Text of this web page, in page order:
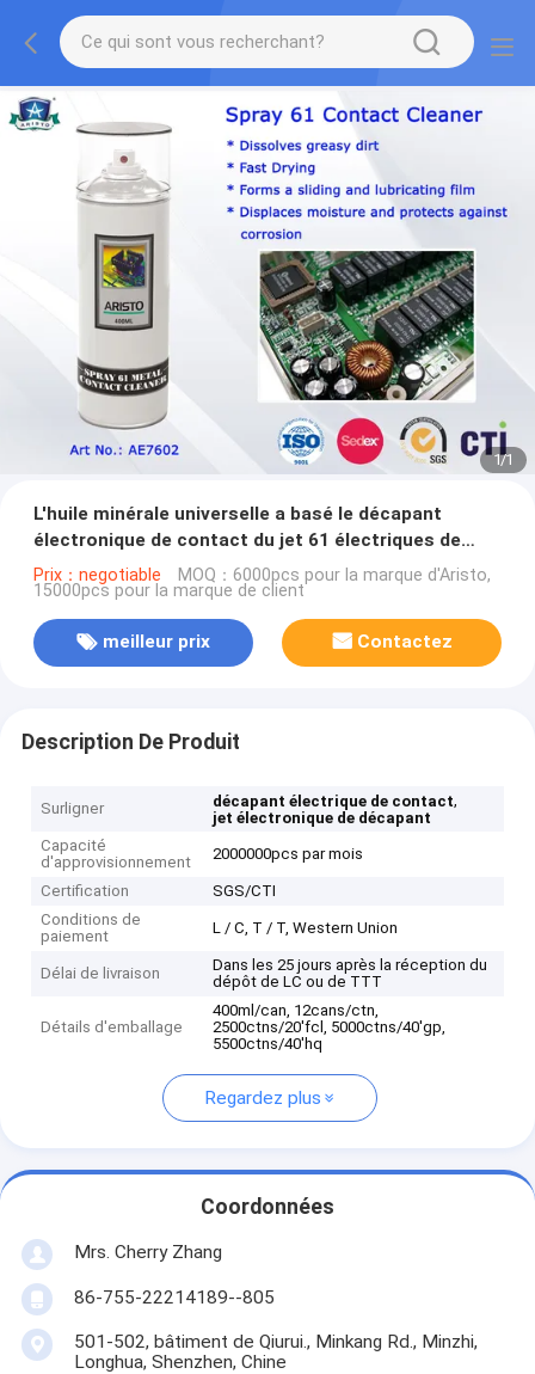
1/1
L'huile minérale universelle a basé le décapant
électronique de contact du jet 61 électriques de
décapant
Prix：negotiable MOQ：6000pcs pour la marque d'Aristo,
15000pcs pour la marque de client
meilleur prix Contactez
Description De Produit
Surligner décapant électrique de contact,
jet électronique de décapant
Capacité
d'approvisionnement
2000000pcs par mois
Certification
SGS/CTI
Conditions de
paiement
L / C, T / T, Western Union
Délai de livraison
Dans les 25 jours après la réception du
dépôt de LC ou de TTT
Détails d'emballage
400ml/can, 12cans/ctn,
2500ctns/20'fcl, 5000ctns/40'gp,
5500ctns/40'hq
Regardez plus
Coordonnées
Mrs. Cherry Zhang
86-755-22214189--805
501-502, bâtiment de Qiurui., Minkang Rd., Minzhi,
Longhua, Shenzhen, Chine